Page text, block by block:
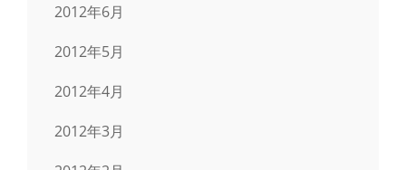
2012年6月
2012年5月
2012年4月
2012年3月